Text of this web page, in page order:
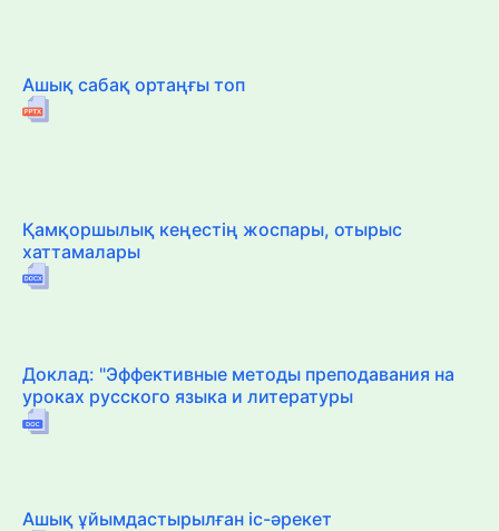
Ашық сабақ ортаңғы топ
Қамқоршылық кеңестің жоспары, отырыс
хаттамалары
Доклад: "Эффективные методы преподавания на
уроках русского языка и литературы
Ашық ұйымдастырылған іс-әрекет